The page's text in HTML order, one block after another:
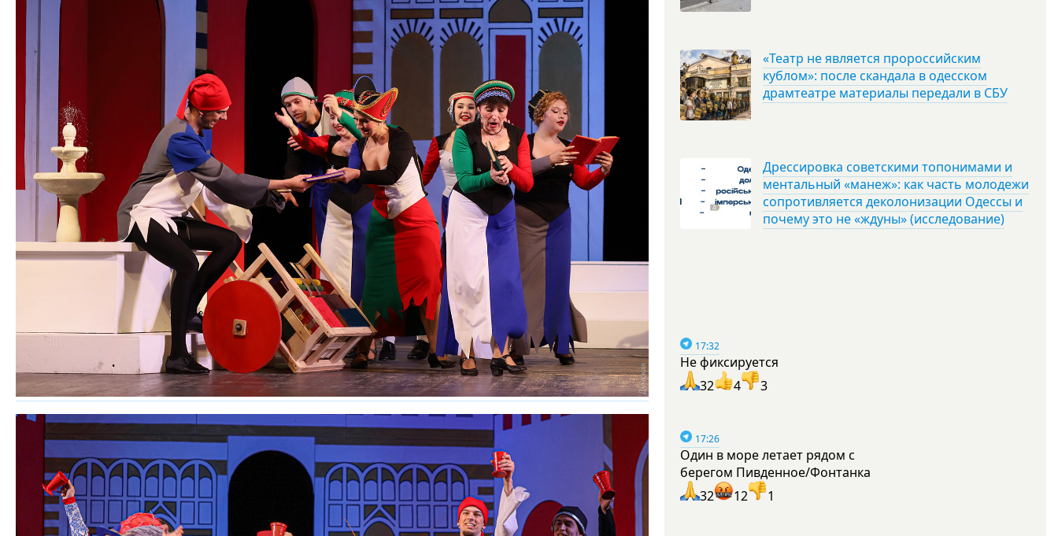
«Театр не является пророссийским
кублом»: после скандала в одесском
драмтеатре материалы передали в СБУ
Дрессировка советскими топонимами и
ментальный «манеж»: как часть молодежи
сопротивляется деколонизации Одессы и
почему это не «ждуны» (исследование)
17:32
Не фиксируется
32
4 3
17:26
Один в море летает рядом с
берегом Пивденное/Фонтанка
32
12 1